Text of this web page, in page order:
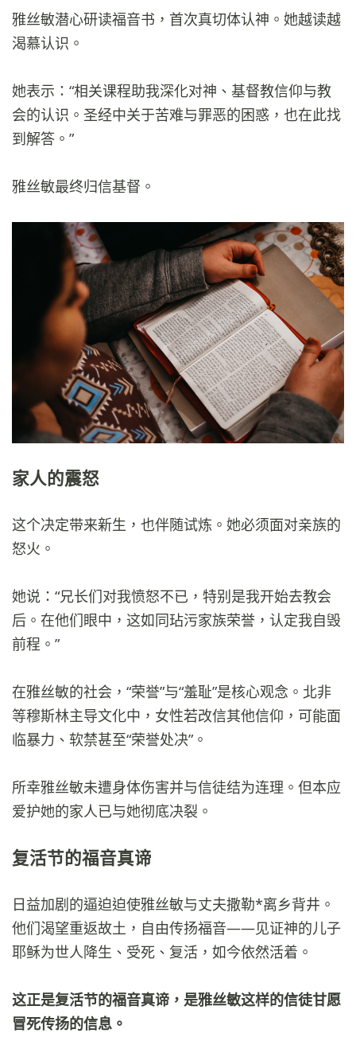
雅丝敏潜心研读福音书，首次真切体认神。她越读越
渴慕认识。
她表示：“相关课程助我深化对神、基督教信仰与教
会的认识。圣经中关于苦难与罪恶的困惑，也在此找
到解答。”
雅丝敏最终归信基督。
家人的震怒
这个决定带来新生，也伴随试炼。她必须面对亲族的
怒火。
她说：“兄长们对我愤怒不已，特别是我开始去教会
后。在他们眼中，这如同玷污家族荣誉，认定我自毁
前程。”
在雅丝敏的社会，“荣誉”与“羞耻”是核心观念。北非
等穆斯林主导文化中，女性若改信其他信仰，可能面
临暴力、软禁甚至“荣誉处决”。
所幸雅丝敏未遭身体伤害并与信徒结为连理。但本应
爱护她的家人已与她彻底决裂。
复活节的福音真谛
日益加剧的逼迫迫使雅丝敏与丈夫撒勒*离乡背井。
他们渴望重返故土，自由传扬福音——见证神的儿子
耶稣为世人降生、受死、复活，如今依然活着。
这正是复活节的福音真谛，是雅丝敏这样的信徒甘愿
冒死传扬的信息。